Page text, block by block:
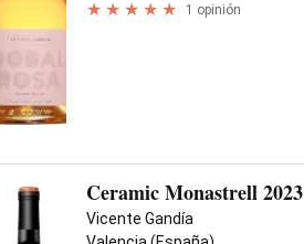
1 opinión
Ceramic Monastrell 2023
Vicente Gandía